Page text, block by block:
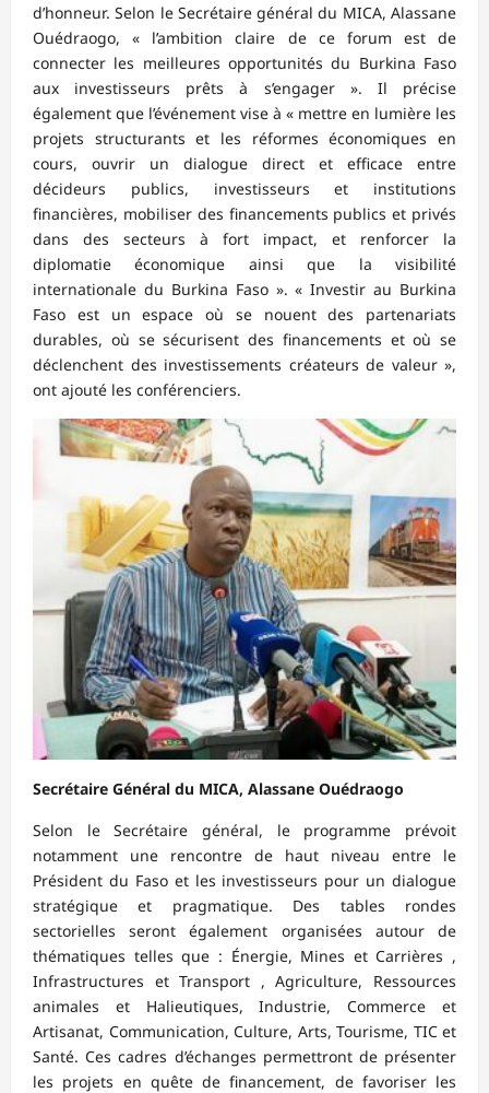
d’honneur. Selon le Secrétaire général du MICA, Alassane
Ouédraogo, « l’ambition claire de ce forum est de
connecter les meilleures opportunités du Burkina Faso
aux investisseurs prêts à s’engager ». Il précise
également que l’événement vise à « mettre en lumière les
projets structurants et les réformes économiques en
cours, ouvrir un dialogue direct et efficace entre
décideurs publics, investisseurs et institutions
financières, mobiliser des financements publics et privés
dans des secteurs à fort impact, et renforcer la
diplomatie économique ainsi que la visibilité
internationale du Burkina Faso ». « Investir au Burkina
Faso est un espace où se nouent des partenariats
durables, où se sécurisent des financements et où se
déclenchent des investissements créateurs de valeur »,
ont ajouté les conférenciers.
Secrétaire Général du MICA, Alassane Ouédraogo
Selon le Secrétaire général, le programme prévoit
notamment une rencontre de haut niveau entre le
Président du Faso et les investisseurs pour un dialogue
stratégique et pragmatique. Des tables rondes
sectorielles seront également organisées autour de
thématiques telles que : Énergie, Mines et Carrières ,
Infrastructures et Transport , Agriculture, Ressources
animales et Halieutiques, Industrie, Commerce et
Artisanat, Communication, Culture, Arts, Tourisme, TIC et
Santé. Ces cadres d’échanges permettront de présenter
les projets en quête de financement, de favoriser les